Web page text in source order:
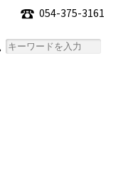
054-375-3161